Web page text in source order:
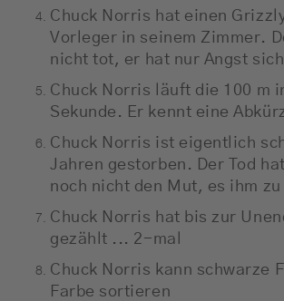
Chuck Norris hat einen
Vorleger in seinem Zimmer.
nicht tot, er hat nur Angst
Chuck Norris läuft die 100 m
Sekunde. Er kennt eine
Chuck Norris ist eigentlich
Jahren gestorben. Der Tod
noch nicht den Mut, es ihm zu
Chuck Norris hat bis zur
gezählt ... 2-mal
Chuck Norris kann schwarze
Farbe sortieren